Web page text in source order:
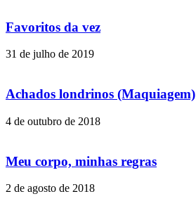
Favoritos da vez
31 de julho de 2019
Achados londrinos (Maquiagem)
4 de outubro de 2018
Meu corpo, minhas regras
2 de agosto de 2018